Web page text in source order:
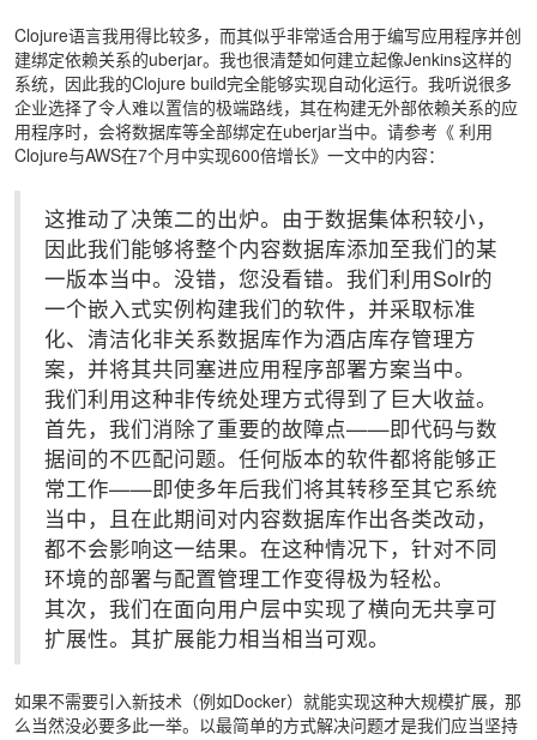
Clojure语言我用得比较多，而其似乎非常适合用于编写应用程序并创
建绑定依赖关系的uberjar。我也很清楚如何建立起像Jenkins这样的
系统，因此我的Clojure build完全能够实现自动化运行。我听说很多
企业选择了令人难以置信的极端路线，其在构建无外部依赖关系的应
用程序时，会将数据库等全部绑定在uberjar当中。请参考《 利用
Clojure与AWS在7个月中实现600倍增长》一文中的内容：
这推动了决策二的出炉。由于数据集体积较小，
因此我们能够将整个内容数据库添加至我们的某
一版本当中。没错，您没看错。我们利用Solr的
一个嵌入式实例构建我们的软件，并采取标准
化、清洁化非关系数据库作为酒店库存管理方
案，并将其共同塞进应用程序部署方案当中。
我们利用这种非传统处理方式得到了巨大收益。
首先，我们消除了重要的故障点——即代码与数
据间的不匹配问题。任何版本的软件都将能够正
常工作——即使多年后我们将其转移至其它系统
当中，且在此期间对内容数据库作出各类改动，
都不会影响这一结果。在这种情况下，针对不同
环境的部署与配置管理工作变得极为轻松。
其次，我们在面向用户层中实现了横向无共享可
扩展性。其扩展能力相当相当可观。
如果不需要引入新技术（例如Docker）就能实现这种大规模扩展，那
么当然没必要多此一举。以最简单的方式解决问题才是我们应当坚持